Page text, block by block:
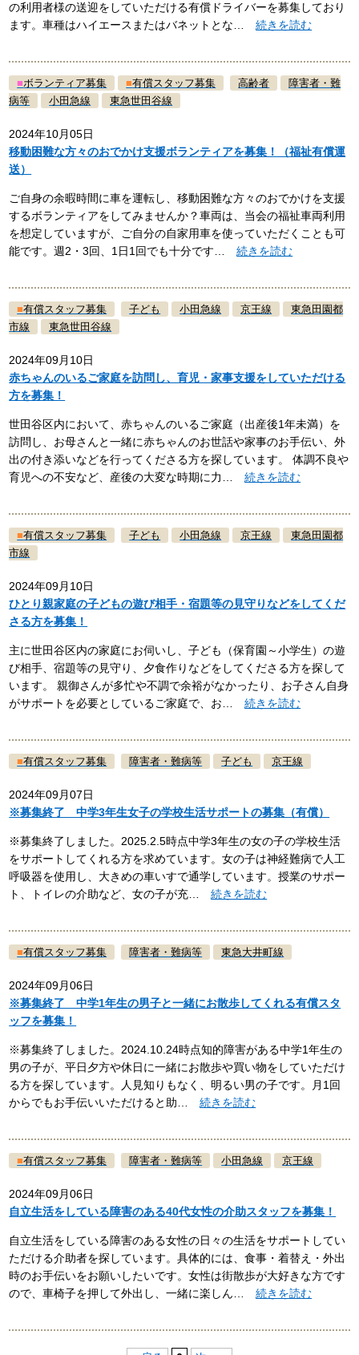
の利用者様の送迎をしていただける有償ドライバーを募集しており
ます。車種はハイエースまたはバネットとな…続きを読む
■ボランティア募集 ■有償スタッフ募集 高齢者
障害者・難
病等
小田急線 東急世田谷線
2024年10月05日
移動困難な方々のおでかけ支援ボランティアを募集！（福祉有償運
送）
ご自身の余暇時間に車を運転し、移動困難な方々のおでかけを支援
するボランティアをしてみませんか？車両は、当会の福祉車両利用
を想定していますが、ご自分の自家用車を使っていただくことも可
能です。週2・3回、1日1回でも十分です…続きを読む
■有償スタッフ募集 子ども 小田急線 京王線
東急田園都
市線
東急世田谷線
2024年09月10日
赤ちゃんのいるご家庭を訪問し、育児・家事支援をしていただける
方を募集！
世田谷区内において、赤ちゃんのいるご家庭（出産後1年未満）を
訪問し、お母さんと一緒に赤ちゃんのお世話や家事のお手伝い、外
出の付き添いなどを行ってくださる方を探しています。 体調不良や
育児への不安など、産後の大変な時期に力…続きを読む
■有償スタッフ募集 子ども 小田急線 京王線
東急田園都
市線
2024年09月10日
ひとり親家庭の子どもの遊び相手・宿題等の見守りなどをしてくだ
さる方を募集！
主に世田谷区内の家庭にお伺いし、子ども（保育園～小学生）の遊
び相手、宿題等の見守り、夕食作りなどをしてくださる方を探して
います。 親御さんが多忙や不調で余裕がなかったり、お子さん自身
がサポートを必要としているご家庭で、お…続きを読む
■有償スタッフ募集 障害者・難病等 子ども 京王線
2024年09月07日
※募集終了 中学3年生女子の学校生活サポートの募集（有償）
※募集終了しました。2025.2.5時点中学3年生の女の子の学校生活
をサポートしてくれる方を求めています。女の子は神経難病で人工
呼吸器を使用し、大きめの車いすで通学しています。授業のサポー
ト、トイレの介助など、女の子が充…続きを読む
■有償スタッフ募集 障害者・難病等 東急大井町線
2024年09月06日
※募集終了 中学1年生の男子と一緒にお散歩してくれる有償スタ
ッフを募集！
※募集終了しました。2024.10.24時点知的障害がある中学1年生の
男の子が、平日夕方や休日に一緒にお散歩や買い物をしていただけ
る方を探しています。人見知りもなく、明るい男の子です。月1回
からでもお手伝いいただけると助…続きを読む
■有償スタッフ募集 障害者・難病等 小田急線 京王線
2024年09月06日
自立生活をしている障害のある40代女性の介助スタッフを募集！
自立生活をしている障害のある女性の日々の生活をサポートしてい
ただける介助者を探しています。具体的には、食事・着替え・外出
時のお手伝いをお願いしたいです。女性は街散歩が大好きな方です
ので、車椅子を押して外出し、一緒に楽しん…続きを読む